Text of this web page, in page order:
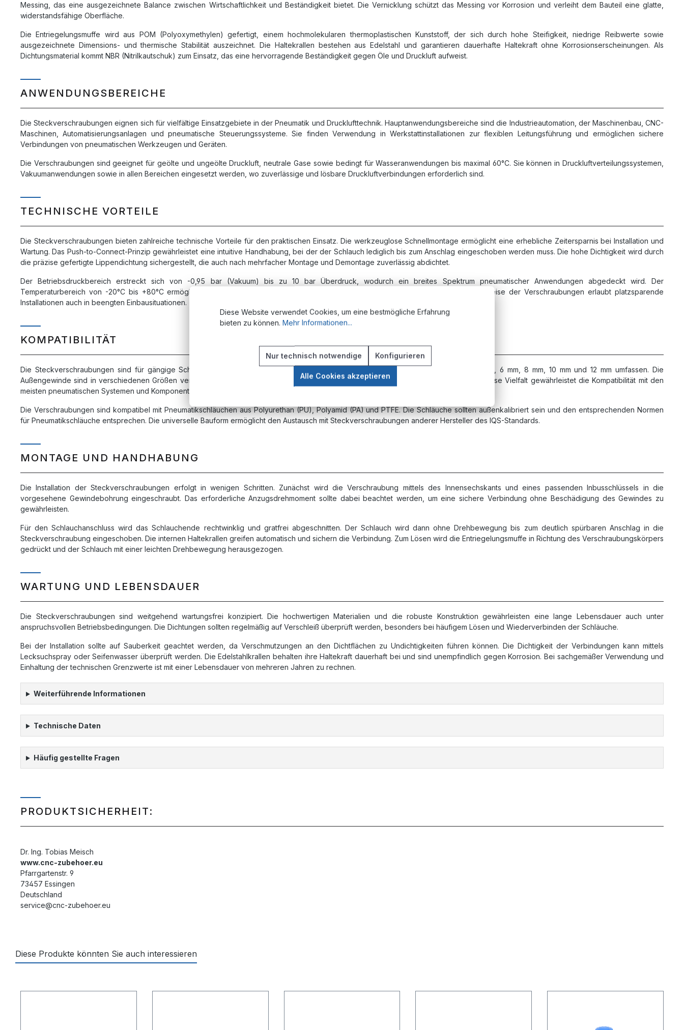
Messing, das eine ausgezeichnete Balance zwischen Wirtschaftlichkeit und Beständigkeit bietet. Die Vernicklung schützt das Messing vor Korrosion und verleiht dem Bauteil eine glatte,
widerstandsfähige Oberfläche.
Die Entriegelungsmuffe wird aus POM (Polyoxymethylen) gefertigt, einem hochmolekularen thermoplastischen Kunststoff, der sich durch hohe Steifigkeit, niedrige Reibwerte sowie
ausgezeichnete Dimensions- und thermische Stabilität auszeichnet. Die Haltekrallen bestehen aus Edelstahl und garantieren dauerhafte Haltekraft ohne Korrosionserscheinungen. Als
Dichtungsmaterial kommt NBR (Nitrilkautschuk) zum Einsatz, das eine hervorragende Beständigkeit gegen Öle und Druckluft aufweist.
ANWENDUNGSBEREICHE
Die Steckverschraubungen eignen sich für vielfältige Einsatzgebiete in der Pneumatik und Drucklufttechnik. Hauptanwendungsbereiche sind die Industrieautomation, der Maschinenbau, CNC-
Maschinen, Automatisierungsanlagen und pneumatische Steuerungssysteme. Sie finden Verwendung in Werkstattinstallationen zur flexiblen Leitungsführung und ermöglichen sichere
Verbindungen von pneumatischen Werkzeugen und Geräten.
Die Verschraubungen sind geeignet für geölte und ungeölte Druckluft, neutrale Gase sowie bedingt für Wasseranwendungen bis maximal 60°C. Sie können in Druckluftverteilungssystemen,
Vakuumanwendungen sowie in allen Bereichen eingesetzt werden, wo zuverlässige und lösbare Druckluftverbindungen erforderlich sind.
TECHNISCHE VORTEILE
Die Steckverschraubungen bieten zahlreiche technische Vorteile für den praktischen Einsatz. Die werkzeuglose Schnellmontage ermöglicht eine erhebliche Zeitersparnis bei Installation und
Wartung. Das Push-to-Connect-Prinzip gewährleistet eine intuitive Handhabung, bei der der Schlauch lediglich bis zum Anschlag eingeschoben werden muss. Die hohe Dichtigkeit wird durch
die präzise gefertigte Lippendichtung sichergestellt, die auch nach mehrfacher Montage und Demontage zuverlässig abdichtet.
Der Betriebsdruckbereich erstreckt sich von -0,95 bar (Vakuum) bis zu 10 bar Überdruck, wodurch ein breites Spektrum pneumatischer Anwendungen abgedeckt wird. Der
Temperaturbereich von -20°C bis +80°C ermöglicht den Einsatz unter verschiedensten Umgebungsbedingungen. Die kompakte Bauweise der Verschraubungen erlaubt platzsparende
Installationen auch in beengten Einbausituationen.
KOMPATIBILITÄT
Die Steckverschraubungen sind für gängige Schlauchdurchmesser von 4 mm bis 16 mm erhältlich, wobei die häufigsten Größen 4 mm, 6 mm, 8 mm, 10 mm und 12 mm umfassen. Die
Außengewinde sind in verschiedenen Größen verfügbar, darunter metrische Gewinde sowie Zollgewinde wie 1/8", 1/4", 3/8" und 1/2". Diese Vielfalt gewährleistet die Kompatibilität mit den
meisten pneumatischen Systemen und Komponenten.
Die Verschraubungen sind kompatibel mit Pneumatikschläuchen aus Polyurethan (PU), Polyamid (PA) und PTFE. Die Schläuche sollten außenkalibriert sein und den entsprechenden Normen
für Pneumatikschläuche entsprechen. Die universelle Bauform ermöglicht den Austausch mit Steckverschraubungen anderer Hersteller des IQS-Standards.
MONTAGE UND HANDHABUNG
Die Installation der Steckverschraubungen erfolgt in wenigen Schritten. Zunächst wird die Verschraubung mittels des Innensechskants und eines passenden Inbusschlüssels in die
vorgesehene Gewindebohrung eingeschraubt. Das erforderliche Anzugsdrehmoment sollte dabei beachtet werden, um eine sichere Verbindung ohne Beschädigung des Gewindes zu
gewährleisten.
Für den Schlauchanschluss wird das Schlauchende rechtwinklig und gratfrei abgeschnitten. Der Schlauch wird dann ohne Drehbewegung bis zum deutlich spürbaren Anschlag in die
Steckverschraubung eingeschoben. Die internen Haltekrallen greifen automatisch und sichern die Verbindung. Zum Lösen wird die Entriegelungsmuffe in Richtung des Verschraubungskörpers
gedrückt und der Schlauch mit einer leichten Drehbewegung herausgezogen.
WARTUNG UND LEBENSDAUER
Die Steckverschraubungen sind weitgehend wartungsfrei konzipiert. Die hochwertigen Materialien und die robuste Konstruktion gewährleisten eine lange Lebensdauer auch unter
anspruchsvollen Betriebsbedingungen. Die Dichtungen sollten regelmäßig auf Verschleiß überprüft werden, besonders bei häufigem Lösen und Wiederverbinden der Schläuche.
Bei der Installation sollte auf Sauberkeit geachtet werden, da Verschmutzungen an den Dichtflächen zu Undichtigkeiten führen können. Die Dichtigkeit der Verbindungen kann mittels
Lecksuchspray oder Seifenwasser überprüft werden. Die Edelstahlkrallen behalten ihre Haltekraft dauerhaft bei und sind unempfindlich gegen Korrosion. Bei sachgemäßer Verwendung und
Einhaltung der technischen Grenzwerte ist mit einer Lebensdauer von mehreren Jahren zu rechnen.
Weiterführende Informationen
Technische Daten
Häufig gestellte Fragen
PRODUKTSICHERHEIT:
Dr. Ing. Tobias Meisch
www.cnc-zubehoer.eu
Pfarrgartenstr. 9
73457 Essingen
Deutschland
service@cnc-zubehoer.eu
Diese Produkte könnten Sie auch interessieren
Diese Website verwendet Cookies, um eine bestmögliche Erfahrung
bieten zu können. Mehr Informationen...
Nur technisch notwendige Konfigurieren
Alle Cookies akzeptieren